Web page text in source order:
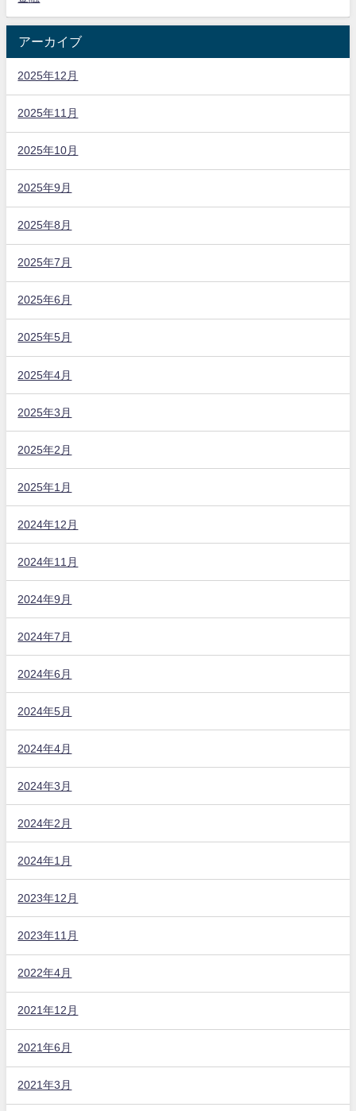
アーカイブ
2025年12月
2025年11月
2025年10月
2025年9月
2025年8月
2025年7月
2025年6月
2025年5月
2025年4月
2025年3月
2025年2月
2025年1月
2024年12月
2024年11月
2024年9月
2024年7月
2024年6月
2024年5月
2024年4月
2024年3月
2024年2月
2024年1月
2023年12月
2023年11月
2022年4月
2021年12月
2021年6月
2021年3月